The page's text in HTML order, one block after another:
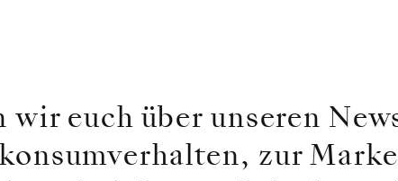
wir euch über unseren
zur